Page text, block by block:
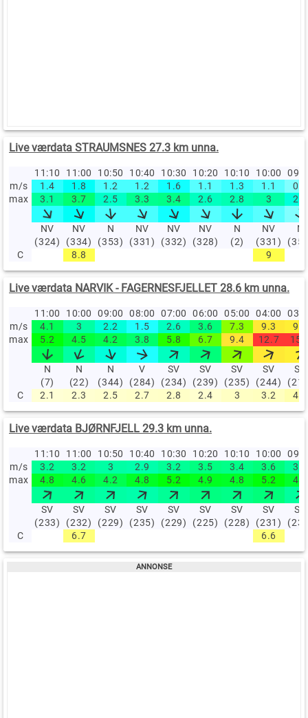
Live værdata STRAUMSNES 27.3 km unna.
11:10 11:00 10:50 10:40 10:30 10:20 10:10 10:00
m/s
1.4 1.8 1.2 1.2 1.6 1.1 1.3 1.1
0.8
max
3.1 3.7 2.5 3.3 3.4 2.6 2.8 3 2.2
NV
(324)
NV
(334)
N
(353)
NV
(331)
NV
(332)
NV
(328)
N
(2)
NV
(331)
N
C
8.8 9
Live værdata NARVIK - FAGERNESFJELLET 28.6 km unna.
11:00 10:00 09:00 08:00 07:00 06:00 05:00 04:00
m/s
4.1 3 2.2 1.5 2.6 3.6 7.3 9.3
9.2
max
5.2 4.5 4.2 3.8 5.8 6.7 9.4 12.7
N
(7)
N
(22)
N
(344)
V
(284)
SV
(234)
SV
(239)
SV
(235)
SV
(244)
SV
C
2.1 2.3 2.5 2.7 2.8 2.4 3 3.2 4.1
Live værdata BJØRNFJELL 29.3 km unna.
11:10 11:00 10:50 10:40 10:30 10:20 10:10 10:00
m/s
3.2 3.2 3 2.9 3.2 3.5 3.4 3.6
3.1
max
4.8 4.6 4.2 4.8 5.2 4.9 4.8 5.2 4.7
SV
(233)
SV
(232)
SV
(229)
SV
(235)
SV
(229)
SV
(225)
SV
(228)
SV
(231)
SV
C
6.7 6.6